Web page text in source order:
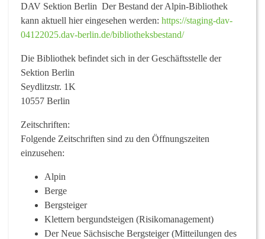
DAV Sektion Berlin Der Bestand der Alpin-Bibliothek
kann aktuell hier eingesehen werden: https://staging-dav-
04122025.dav-berlin.de/bibliotheksbestand/
Die Bibliothek befindet sich in der Geschäftsstelle der
Sektion Berlin
Seydlitzstr. 1K
10557 Berlin
Zeitschriften:
Folgende Zeitschriften sind zu den Öffnungszeiten
einzusehen:
Alpin
Berge
Bergsteiger
Klettern bergundsteigen (Risikomanagement)
Der Neue Sächsische Bergsteiger (Mitteilungen des